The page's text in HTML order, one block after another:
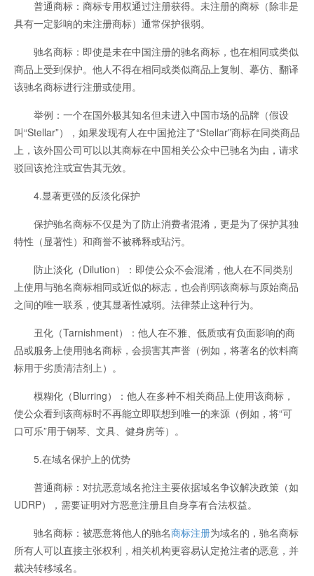
普通商标：商标专用权通过注册获得。未注册的商标（除非是
具有一定影响的未注册商标）通常保护很弱。
驰名商标：即使是未在中国注册的驰名商标，也在相同或类似
商品上受到保护。他人不得在相同或类似商品上复制、摹仿、翻译
该驰名商标进行注册或使用。
举例：一个在国外极其知名但未进入中国市场的品牌（假设
叫“Stellar”），如果发现有人在中国抢注了“Stellar”商标在同类商品
上，该外国公司可以以其商标在中国相关公众中已驰名为由，请求
驳回该抢注或宣告其无效。
4.显著更强的反淡化保护
保护驰名商标不仅是为了防止消费者混淆，更是为了保护其独
特性（显著性）和商誉不被稀释或玷污。
防止淡化（Dilution）：即使公众不会混淆，他人在不同类别
上使用与驰名商标相同或近似的标志，也会削弱该商标与原始商品
之间的唯一联系，使其显著性减弱。法律禁止这种行为。
丑化（Tarnishment）：他人在不雅、低质或有负面影响的商
品或服务上使用驰名商标，会损害其声誉（例如，将著名的饮料商
标用于劣质清洁剂上）。
模糊化（Blurring）：他人在多种不相关商品上使用该商标，
使公众看到该商标时不再能立即联想到唯一的来源（例如，将“可
口可乐”用于钢琴、文具、健身房等）。
5.在域名保护上的优势
普通商标：对抗恶意域名抢注主要依据域名争议解决政策（如
UDRP），需要证明对方恶意注册且自身享有合法权益。
驰名商标：被恶意将他人的驰名商标注册为域名的，驰名商标
所有人可以直接主张权利，相关机构更容易认定抢注者的恶意，并
裁决转移域名。